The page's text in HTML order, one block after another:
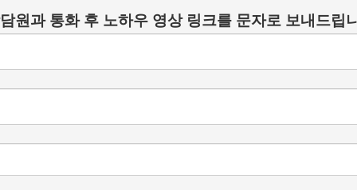
원과 통화 후 노하우 영상 링크를 문자로 보내드립